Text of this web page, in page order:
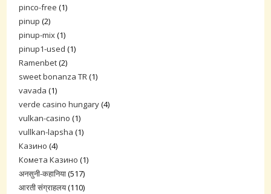
pinco-free (1)
pinup (2)
pinup-mix(1)
pinup1-used (1)
Ramenbet(2)
sweet bonanza TR(1)
vavada (1)
verde casino hungary(4)
vulkan-casino (1)
vullkan-lapsha (1)
Казино (4)
Комета Казино (1)
अनसुनी-कहानिया(517)
आरती संग्राहलय(110)